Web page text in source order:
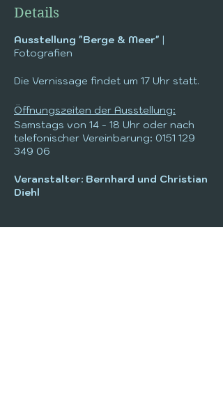
Details
Ausstellung "Berge & Meer" |
Fotografien
Die Vernissage findet um 17 Uhr statt.
Öffnungszeiten der Ausstellung:
Samstags von 14 - 18 Uhr oder nach
telefonischer Vereinbarung: 0151 129
349 06
Veranstalter: Bernhard und Christian
Diehl